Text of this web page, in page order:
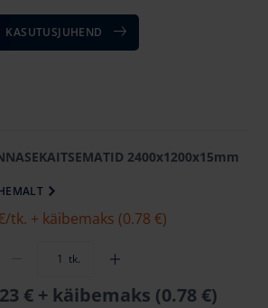
KASUTUSJUHEND
2400x1200x15mm
/tk. + käibemaks (0.78 €)
tk.
€ + käibemaks (0.78 €)